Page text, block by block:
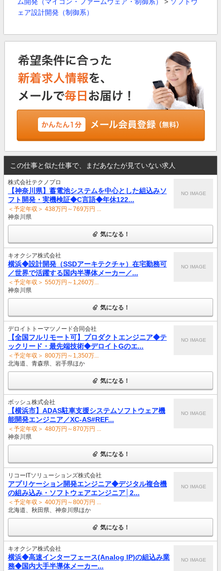
ェア設計開発（制御系）
この仕事と似た仕事で、まだあなたが見ていない求人
株式会社テクノプロ
【神奈川県】蓄電池システムを中心とした組込みソ
フト開発・実機検証◆C言語◆年休122...
＜予定年収＞ 438万円～769万円 ...
神奈川県
NO IMAGE
気になる！
キオクシア株式会社
横浜◆設計開発（SSDアーキテクチャ）在宅勤務可
／世界で活躍する国内半導体メーカー／...
＜予定年収＞ 550万円～1,260万...
神奈川県
NO IMAGE
気になる！
デロイトトーマツノード合同会社
【全国フルリモート可】プロダクトエンジニア◆テ
ックリード・最先端技術◆デロイトGのエ...
＜予定年収＞ 800万円～1,350万...
北海道、青森県、岩手県ほか
NO IMAGE
気になる！
ボッシュ株式会社
【横浜市】ADAS駐車支援システムソフトウェア機
能開発エンジニア／XC-AS#REF...
＜予定年収＞ 480万円～870万円 ...
神奈川県
NO IMAGE
気になる！
リコーITソリューションズ株式会社
アプリケーション開発エンジニア◆デジタル複合機
の組み込み・ソフトウェアエンジニア│2...
＜予定年収＞ 400万円～800万円 ...
北海道、秋田県、神奈川県ほか
NO IMAGE
気になる！
キオクシア株式会社
横浜◆高速インターフェース(Analog IP)の組込み業
務◆国内大手半導体メーカー...
NO IMAGE